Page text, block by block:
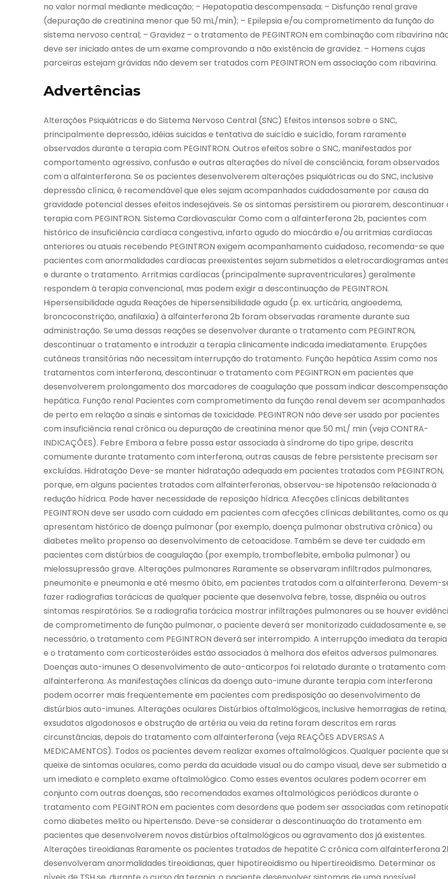
no valor normal mediante medicação; – Hepatopatia descompensada; – Disfunção renal grave
(depuração de creatinina menor que 50 mL/min); – Epilepsia e/ou comprometimento da função do
sistema nervoso central; – Gravidez – o tratamento de PEGINTRON em combinação com ribavirina
deve ser iniciado antes de um exame comprovando a não existência de gravidez. – Homens cujas
parceiras estejam grávidas não devem ser tratados com PEGINTRON em associação com ribavirina.
Advertências
Alterações Psiquiátricas e do Sistema Nervoso Central (SNC) Efeitos intensos sobre o SNC,
principalmente depressão, idéias suicidas e tentativa de suicídio e suicídio, foram raramente
observados durante a terapia com PEGINTRON. Outros efeitos sobre o SNC, manifestados por
comportamento agressivo, confusão e outras alterações do nível de consciência, foram observados
com a alfainterferona. Se os pacientes desenvolverem alterações psiquiátricas ou do SNC, inclusive
depressão clínica, é recomendável que eles sejam acompanhados cuidadosamente por causa da
gravidade potencial desses efeitos indesejáveis. Se os sintomas persistirem ou piorarem, descontinuar
terapia com PEGINTRON. Sistema Cardiovascular Como com a alfainterferona 2b, pacientes com
histórico de insuficiência cardíaca congestiva, infarto agudo do miocárdio e/ou arritmias cardíacas
anteriores ou atuais recebendo PEGINTRON exigem acompanhamento cuidadoso, recomenda-se que
pacientes com anormalidades cardíacas preexistentes sejam submetidos a eletrocardiogramas antes
e durante o tratamento. Arritmias cardíacas (principalmente supraventriculares) geralmente
respondem à terapia convencional, mas podem exigir a descontinuação de PEGINTRON.
Hipersensibilidade aguda Reações de hipersensibilidade aguda (p. ex. urticária, angioedema,
broncoconstrição, anafilaxia) à alfainterferona 2b foram observadas raramente durante sua
administração. Se uma dessas reações se desenvolver durante o tratamento com PEGINTRON,
descontinuar o tratamento e introduzir a terapia clinicamente indicada imediatamente. Erupções
cutâneas transitórias não necessitam interrupção do tratamento. Função hepática Assim como nos
tratamentos com interferona, descontinuar o tratamento com PEGINTRON em pacientes que
desenvolverem prolongamento dos marcadores de coagulação que possam indicar descompensação
hepática. Função renal Pacientes com comprometimento da função renal devem ser acompanhados
de perto em relação a sinais e sintomas de toxicidade. PEGINTRON não deve ser usado por pacientes
com insuficiência renal crônica ou depuração de creatinina menor que 50 mL/ min (veja CONTRA-
INDICAÇÕES). Febre Embora a febre possa estar associada à síndrome do tipo gripe, descrita
comumente durante tratamento com interferona, outras causas de febre persistente precisam ser
excluídas. Hidratação Deve-se manter hidratação adequada em pacientes tratados com PEGINTRON,
porque, em alguns pacientes tratados com alfainterferonas, observou-se hipotensão relacionada à
redução hídrica. Pode haver necessidade de reposição hídrica. Afecções clínicas debilitantes
PEGINTRON deve ser usado com cuidado em pacientes com afecções clínicas debilitantes, como os
apresentam histórico de doença pulmonar (por exemplo, doença pulmonar obstrutiva crônica) ou
diabetes melito propenso ao desenvolvimento de cetoacidose. Também se deve ter cuidado em
pacientes com distúrbios de coagulação (por exemplo, tromboflebite, embolia pulmonar) ou
mielossupressão grave. Alterações pulmonares Raramente se observaram infiltrados pulmonares,
pneumonite e pneumonia e até mesmo óbito, em pacientes tratados com a alfainterferona. Devem-
fazer radiografias torácicas de qualquer paciente que desenvolva febre, tosse, dispnéia ou outros
sintomas respiratórios. Se a radiografia torácica mostrar infiltrações pulmonares ou se houver
de comprometimento de função pulmonar, o paciente deverá ser monitorizado cuidadosamente e, se
necessário, o tratamento com PEGINTRON deverá ser interrompido. A interrupção imediata da terapia
e o tratamento com corticosteróides estão associados à melhora dos efeitos adversos pulmonares.
Doenças auto-imunes O desenvolvimento de auto-anticorpos foi relatado durante o tratamento com
alfainterferona. As manifestações clínicas da doença auto-imune durante terapia com interferona
podem ocorrer mais freqüentemente em pacientes com predisposição ao desenvolvimento de
distúrbios auto-imunes. Alterações oculares Distúrbios oftalmológicos, inclusive hemorragias de retina,
exsudatos algodonosos e obstrução de artéria ou veia da retina foram descritos em raras
circunstâncias, depois do tratamento com alfainterferona (veja REAÇÕES ADVERSAS A
MEDICAMENTOS). Todos os pacientes devem realizar exames oftalmológicos. Qualquer paciente que
queixe de sintomas oculares, como perda da acuidade visual ou do campo visual, deve ser submetido a
um imediato e completo exame oftalmológico. Como esses eventos oculares podem ocorrer em
conjunto com outras doenças, são recomendados exames oftalmológicos periódicos durante o
tratamento com PEGINTRON em pacientes com desordens que podem ser associadas com
como diabetes melito ou hipertensão. Deve-se considerar a descontinuação do tratamento em
pacientes que desenvolverem novos distúrbios oftalmológicos ou agravamento dos já existentes.
Alterações tireoidianas Raramente os pacientes tratados de hepatite C crônica com alfainterferona
desenvolveram anormalidades tireoidianas, quer hipotireoidismo ou hipertireoidismo. Determinar os